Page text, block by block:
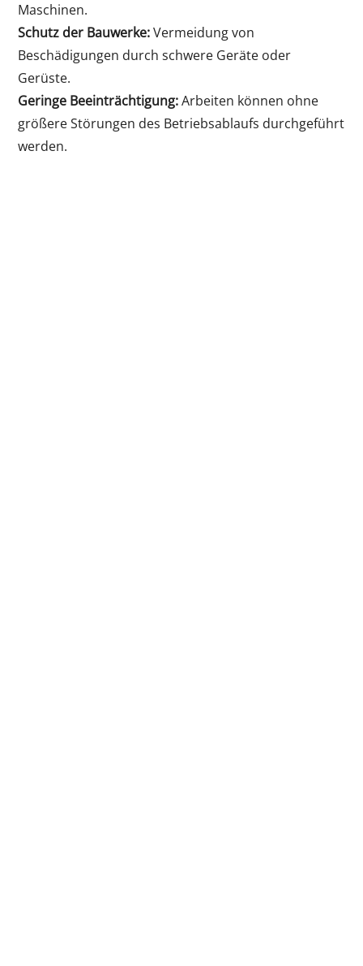
Maschinen.
Schutz der Bauwerke:Vermeidung von
Beschädigungen durch schwere Geräte oder
Gerüste.
Geringe Beeinträchtigung:Arbeiten können ohne
größere Störungen des Betriebsablaufs durchgeführt
werden.